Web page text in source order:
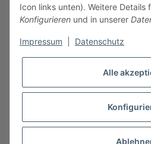
SERVICE
INFORMATIONEN
* Alle Preise inkl. gesetzlicher USt., zzgl.
Icon links unten). Weitere Details
Konfigurieren und in unserer
Impressum Datenschutz
Alle